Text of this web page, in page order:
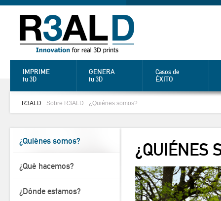
IMPRIME
tu 3D
GENERA
tu 3D
Casos de
ÉXITO
R3ALD Sobre R3ALD ¿Quiénes somos?
¿Quiénes somos?
¿Qué hacemos?
¿Dónde estamos?
¿QUIÉNES